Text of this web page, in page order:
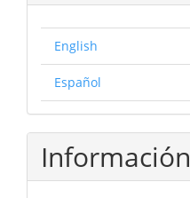
English
Español
Información